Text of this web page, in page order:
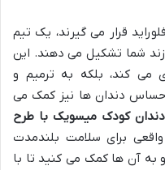
قرار می گیرند، یک تیم
شما تشکیل می دهند. این
می کند، بلکه به ترمیم و
دندان ها نیز کمک می
کودک میسویک با طرح
برای سلامت بلندمدت
به آن ها کمک می کنید تا با